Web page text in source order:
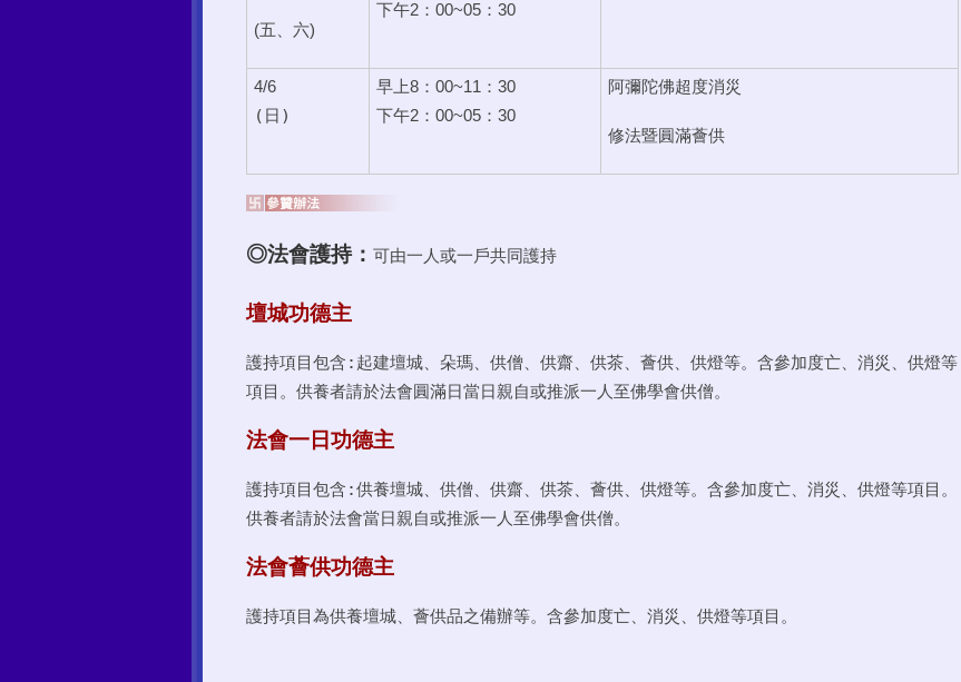
(五、六)
下午2：00~05：30
4/6
( 日)
早上8：00~11：30
下午2：00~05：30
阿彌陀佛超度消災
修法暨圓滿薈供
◎法會護持： 可由一人或一戶共同護持
壇城功德主
護持項目包含:起建壇城、朵瑪、供僧、供齋、供茶、薈供、供燈等。含參加度亡、消災、供燈等
項目。供養者請於法會圓滿日當日親自或推派一人至佛學會供僧。
法會一日功德主
護持項目包含:供養壇城、供僧、供齋、供茶、薈供、供燈等。含參加度亡、消災、供燈等項目。
供養者請於法會當日親自或推派一人至佛學會供僧。
法會薈供功德主
護持項目為供養壇城、薈供品之備辦等。含參加度亡、消災、供燈等項目。